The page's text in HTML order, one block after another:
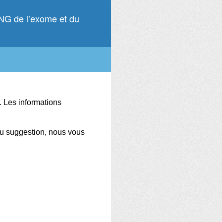
de l’exome et du
Les informations
suggestion, nous vous